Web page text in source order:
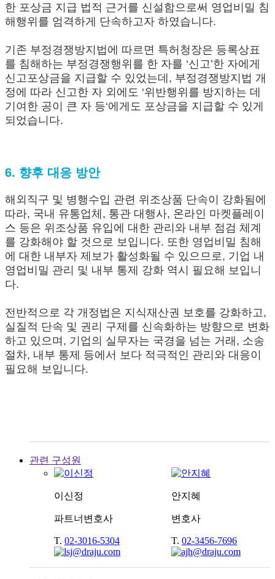
한 포상금 지급 법적 근거를 신설함으로써 영업비밀 침
해행위를 엄격하게 단속하고자 하였습니다.
기존 부정경쟁방지법에 따르면 특허청장은 등록상표
를 침해하는 부정경쟁행위를 한 자를 ‘신고’한 자에게
신고포상금을 지급할 수 있었는데, 부정경쟁방지법 개
정에 따라 신고한 자 외에도 ‘위반행위를 방지하는 데
기여한 공이 큰 자 등‘에게도 포상금을 지급할 수 있게
되었습니다.
6. 향후 대응 방안
해외직구 및 병행수입 관련 위조상품 단속이 강화됨에
따라, 국내 유통업체, 통관 대행사, 온라인 마켓플레이
스 등은 위조상품 유입에 대한 관리와 내부 점검 체계
를 강화해야 할 것으로 보입니다. 또한 영업비밀 침해
에 대한 내부자 제보가 활성화될 수 있으므로, 기업 내
영업비밀 관리 및 내부 통제 강화 역시 필요해 보입니
다.
전반적으로 각 개정법은 지식재산권 보호를 강화하고,
실질적 단속 및 권리 구제를 신속화하는 방향으로 변화
하고 있으며, 기업의 실무자는 국경을 넘는 거래, 소송
절차, 내부 통제 등에서 보다 적극적인 관리와 대응이
필요해 보입니다.
관련 구성원
이신정
파트너변호사
T. 02-3016-5304
안지혜
변호사
T. 02-3456-7696